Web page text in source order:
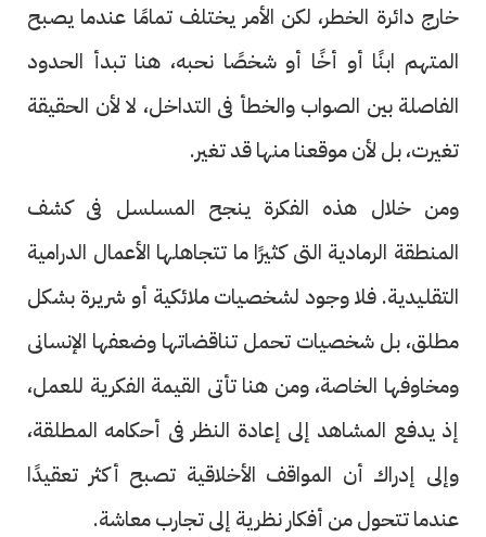
خارج دائرة الخطر، لكن الأمر يختلف تمامًا عندما يصبح
المتهم ابنًا أو أخًا أو شخصًا نحبه، هنا تبدأ الحدود
الفاصلة بين الصواب والخطأ فى التداخل، لا لأن الحقيقة
تغيرت، بل لأن موقعنا منها قد تغير.
ومن خلال هذه الفكرة ينجح المسلسل فى كشف
المنطقة الرمادية التى كثيرًا ما تتجاهلها الأعمال الدرامية
التقليدية. فلا وجود لشخصيات ملائكية أو شريرة بشكل
مطلق، بل شخصيات تحمل تناقضاتها وضعفها الإنسانى
ومخاوفها الخاصة، ومن هنا تأتى القيمة الفكرية للعمل،
إذ يدفع المشاهد إلى إعادة النظر فى أحكامه المطلقة،
وإلى إدراك أن المواقف الأخلاقية تصبح أكثر تعقيدًا
عندما تتحول من أفكار نظرية إلى تجارب معاشة.